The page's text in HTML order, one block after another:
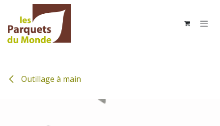
Se rendre au contenu
Outillage à main